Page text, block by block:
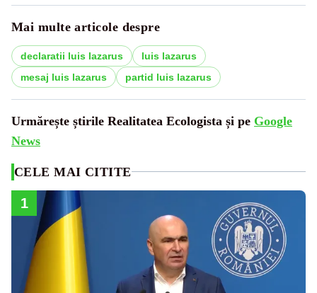
Mai multe articole despre
declaratii luis lazarus
luis lazarus
mesaj luis lazarus
partid luis lazarus
Urmărește știrile Realitatea Ecologista și pe Google
News
CELE MAI CITITE
1